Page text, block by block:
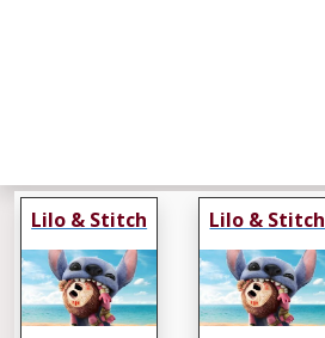
Lilo & Stitch Lilo & Stitch